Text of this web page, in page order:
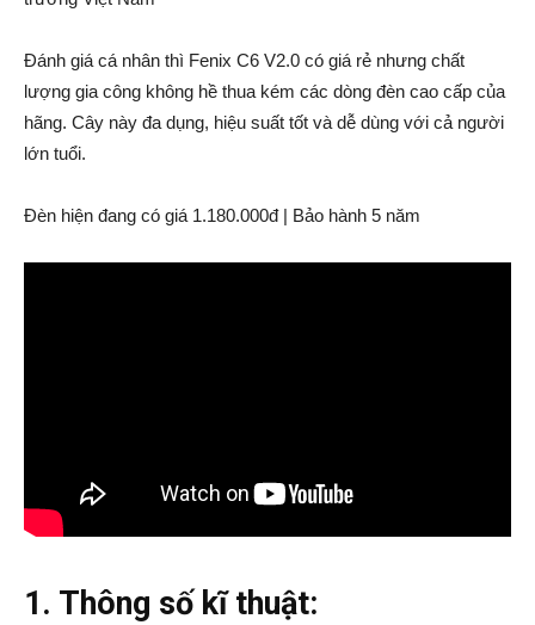
Đánh giá cá nhân thì Fenix C6 V2.0 có giá rẻ nhưng chất
lượng gia công không hề thua kém các dòng đèn cao cấp của
hãng. Cây này đa dụng, hiệu suất tốt và dễ dùng với cả người
lớn tuổi.
Đèn hiện đang có giá 1.180.000đ | Bảo hành 5 năm
1. Thông số kĩ thuật: